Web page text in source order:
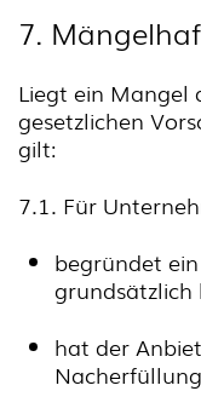
7.
Liegt ein Mangel
gesetzlichen
gilt:
7.1. Für
begründet
grundsätzlich
hat der